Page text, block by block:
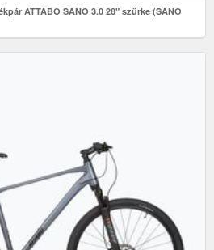
ATTABO SANO 3.0 28" szürke (SANO